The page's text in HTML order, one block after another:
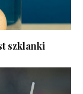
szklanki